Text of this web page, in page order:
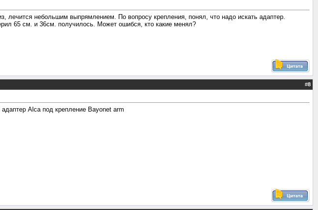
лечится небольшим выпрямлением. По вопросу крепления, понял, что надо искать адаптер.
65 см. и 36см. получилось. Может ошибся, кто какие менял?
#8
Alca под крепление Bayonet arm